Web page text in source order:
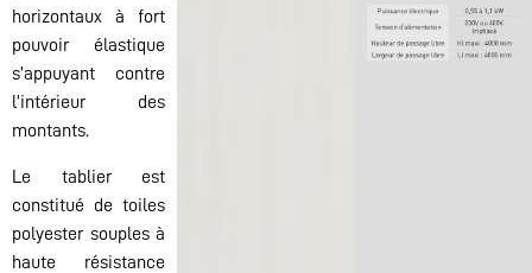
horizontaux à fort
pouvoir élastique
s’appuyant contre
l’intérieur des
montants.
Le tablier est
constitué de toiles
polyester souples à
haute résistance